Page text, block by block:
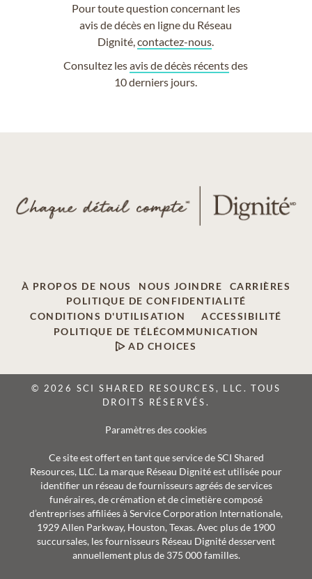
Pour toute question concernant les
avis de décès en ligne du Réseau
Dignité,contactez-nous
Consultez lesavis de décès récentsdes
10 derniers jours.
À PROPOS DE NOUS NOUS JOINDRE
CARRIÈRES
POLITIQUE DE CONFIDENTIALITÉ
CONDITIONS D'UTILISATION
ACCESSIBILITÉ
POLITIQUE DE TÉLÉCOMMUNICATION
AD CHOICES
© 2026 SCI SHARED RESOURCES, LLC. TOUS
DROITS RÉSERVÉS.
Paramètres des cookies
Ce site est offert en tant que service de SCI Shared
Resources, LLC. La marque Réseau Dignité est utilisée pour
identifier un réseau de fournisseurs agréés de services
funéraires, de crémation et de cimetière composé
d’entreprises affiliées à Service Corporation Internationale,
1929 Allen Parkway, Houston, Texas. Avec plus de 1900
succursales, les fournisseurs Réseau Dignité desservent
annuellement plus de 375 000 familles.